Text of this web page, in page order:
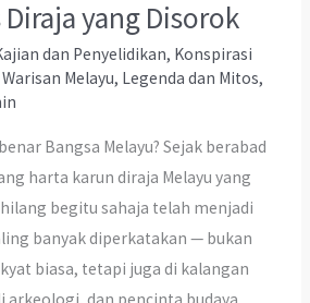
yang Disorok
dan Penyelidikan, Konspirasi
Melayu, Legenda dan Mitos,
Bangsa Melayu? Sejak berabad
harta karun diraja Melayu yang
begitu sahaja telah menjadi
banyak diperkatakan — bukan
biasa, tetapi juga di kalangan
arkeologi, dan pencinta budaya